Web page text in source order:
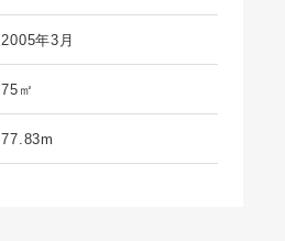
2005年3月
75㎡
77.83m